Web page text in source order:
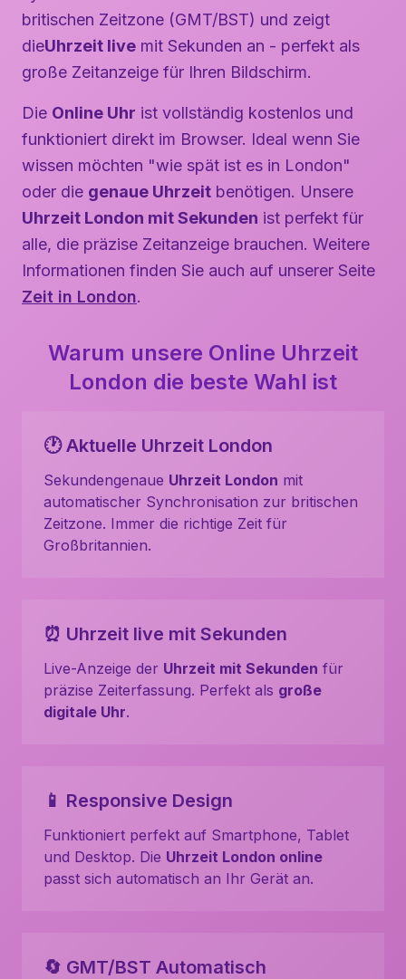
britischen Zeitzone (GMT/BST) und zeigt
dieUhrzeit live mit Sekunden an - perfekt als
große Zeitanzeige für Ihren Bildschirm.
Die Online Uhr ist vollständig kostenlos und
funktioniert direkt im Browser. Ideal wenn Sie
wissen möchten "wie spät ist es in London"
oder die genaue Uhrzeit benötigen. Unsere
Uhrzeit London mit Sekunden ist perfekt für
alle, die präzise Zeitanzeige brauchen. Weitere
Informationen finden Sie auch auf unserer Seite
Zeit in London.
Warum unsere Online Uhrzeit
London die beste Wahl ist
🕐 Aktuelle Uhrzeit London
Sekundengenaue Uhrzeit London mit
automatischer Synchronisation zur britischen
Zeitzone. Immer die richtige Zeit für
Großbritannien.
⏰ Uhrzeit live mit Sekunden
Live-Anzeige der Uhrzeit mit Sekunden für
präzise Zeiterfassung. Perfekt als große
digitale Uhr.
📱 Responsive Design
Funktioniert perfekt auf Smartphone, Tablet
und Desktop. Die Uhrzeit London online
passt sich automatisch an Ihr Gerät an.
🔄 GMT/BST Automatisch